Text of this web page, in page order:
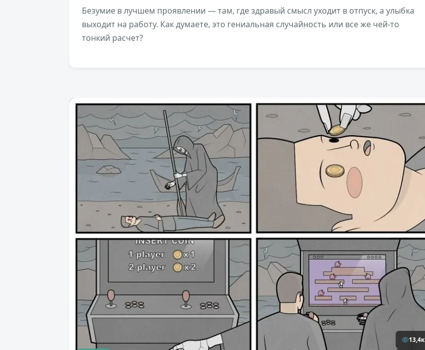
Безумие в лучшем проявлении — там, где здравый смысл уходит в отпуск, а улыбка
выходит на работу. Как думаете, это гениальная случайность или все же чей-то
тонкий расчет?
13,4к